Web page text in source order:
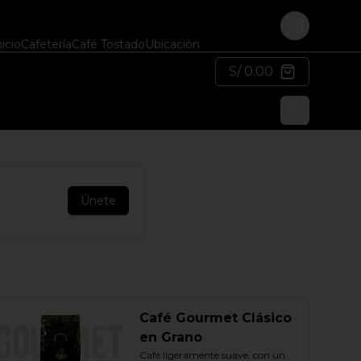
CafeteríaCafé TostadoUbicación
Login
S/ 0.00
Únete
Café Gourmet Clásico
en Grano
Café ligeramente suave, con un